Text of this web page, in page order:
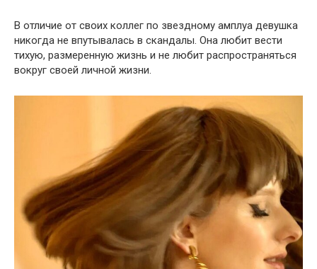
В отличие от своих коллег по звездному амплуа девушка
никогда не впутывалась в скандалы. Она любит вести
тихую, размеренную жизнь и не любит распространяться
вокруг своей личной жизни.